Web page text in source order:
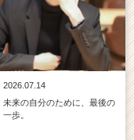
2026.07.14
未来の自分のために、最後の
一歩。